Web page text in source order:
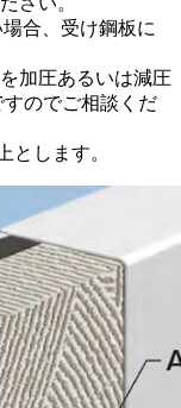
合、受け鋼板に
加圧あるいは減圧
のでご相談くだ
とします。